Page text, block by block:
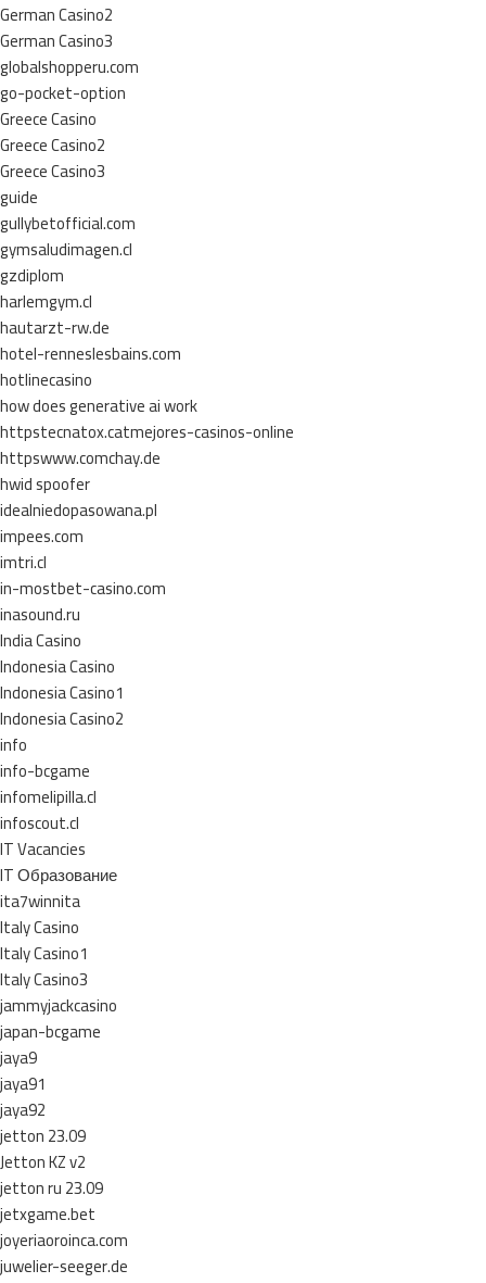
German Casino2
German Casino3
globalshopperu.com
go-pocket-option
Greece Casino
Greece Casino2
Greece Casino3
guide
gullybetofficial.com
gymsaludimagen.cl
gzdiplom
harlemgym.cl
hautarzt-rw.de
hotel-renneslesbains.com
hotlinecasino
how does generative ai work
httpstecnatox.catmejores-casinos-online
httpswww.comchay.de
hwid spoofer
idealniedopasowana.pl
impees.com
imtri.cl
in-mostbet-casino.com
inasound.ru
India Casino
Indonesia Casino
Indonesia Casino1
Indonesia Casino2
info
info-bcgame
infomelipilla.cl
infoscout.cl
IT Vacancies
IT Образование
ita7winnita
Italy Casino
Italy Casino1
Italy Casino3
jammyjackcasino
japan-bcgame
jaya9
jaya91
jaya92
jetton 23.09
Jetton KZ v2
jetton ru 23.09
jetxgame.bet
joyeriaoroinca.com
juwelier-seeger.de